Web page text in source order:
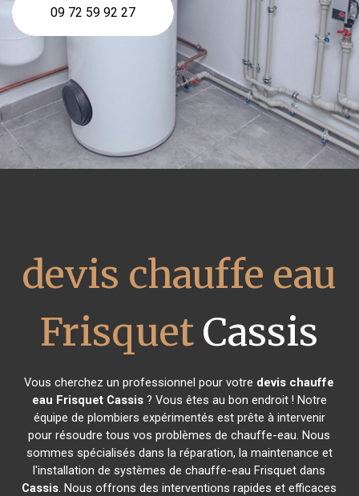
09 72 59 92 27
devis chauffe eau
Frisquet Cassis
Vous cherchez un professionnel pour votre devis chauffe
eau Frisquet Cassis? Vous êtes au bon endroit ! Notre
équipe de plombiers expérimentés est prête à intervenir
pour résoudre tous vos problèmes de chauffe-eau. Nous
sommes spécialisés dans la réparation, la maintenance et
l'installation de systèmes de chauffe-eau Frisquet dans
Cassis. Nous offrons des interventions rapides et efficaces